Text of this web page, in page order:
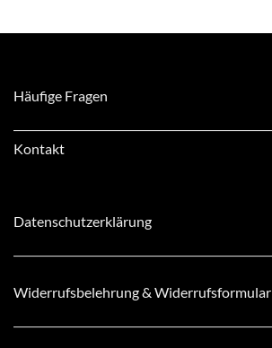
Häufige Fragen
Kontakt
Datenschutzerklärung
Widerrufsbelehrung & Widerrufsformular